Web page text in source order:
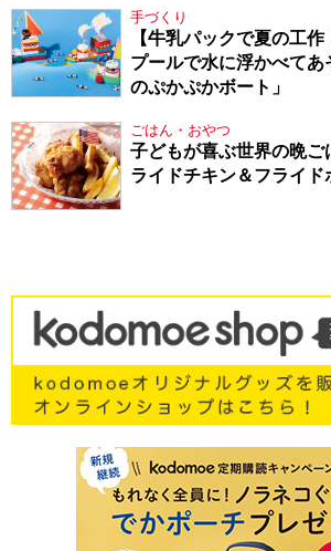
手づくり
【牛乳パックで夏の工
プールで水に浮かべてあ
のぷかぷかボート」
ごはん・おやつ
子どもが喜ぶ世界の晩ご
ライドチキン＆フライド